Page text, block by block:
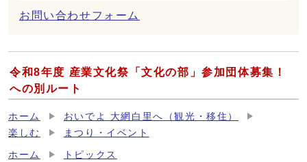
お問い合わせフォーム
令和8年度 産業文化祭「文化の部」参加団体募集！
への別ルート
ホーム
おいでよ 大網白里へ（観光・移住）
楽しむ
まつり・イベント
ホーム トピックス